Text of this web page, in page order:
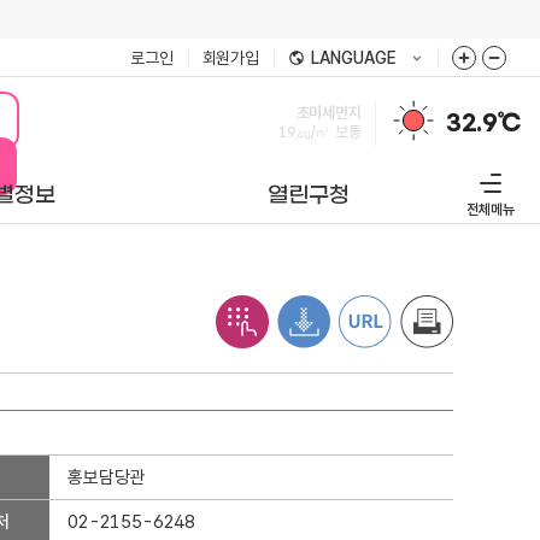
로그인 회원가입 LANGUAGE
미세먼지
32㎍/㎥
보통 32.9℃
정보 열린구청
전체메뉴
홍보담당관
02-2155-6248